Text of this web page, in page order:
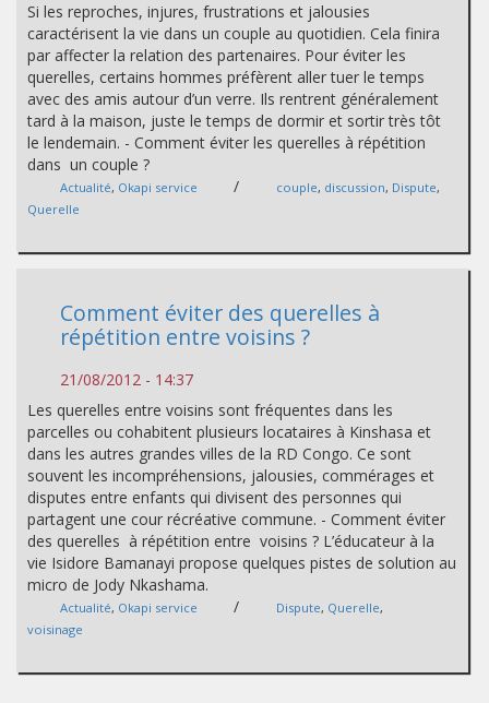
Si les reproches, injures, frustrations et jalousies
caractérisent la vie dans un couple au quotidien. Cela finira
par affecter la relation des partenaires. Pour éviter les
querelles, certains hommes préfèrent aller tuer le temps
avec des amis autour d’un verre. Ils rentrent généralement
tard à la maison, juste le temps de dormir et sortir très tôt
le lendemain. - Comment éviter les querelles à répétition
dans un couple ?
Actualité, Okapi service / couple, discussion, Dispute,
Querelle
Comment éviter des querelles à
répétition entre voisins ?
21/08/2012 - 14:37
Les querelles entre voisins sont fréquentes dans les
parcelles ou cohabitent plusieurs locataires à Kinshasa et
dans les autres grandes villes de la RD Congo. Ce sont
souvent les incompréhensions, jalousies, commérages et
disputes entre enfants qui divisent des personnes qui
partagent une cour récréative commune. - Comment éviter
des querelles à répétition entre voisins ? L’éducateur à la
vie Isidore Bamanayi propose quelques pistes de solution au
micro de Jody Nkashama.
Actualité, Okapi service / Dispute, Querelle,
voisinage